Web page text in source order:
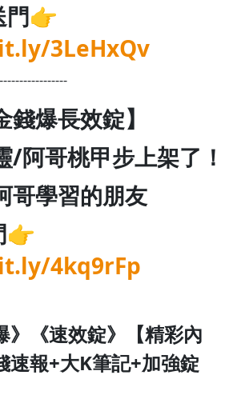
門👉
3LeHxQv
爆長效錠】
/阿哥桃甲步上架了！
哥學習的朋友
👉
4kq9rFp
》《速效錠》【精彩內
速報+大K筆記+加強錠